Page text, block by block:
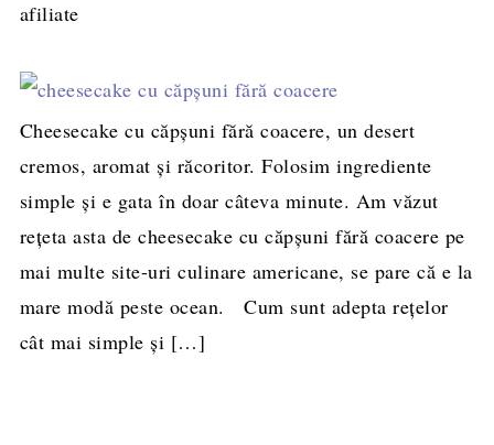
afiliate
Cheesecake cu căpşuni fără coacere, un desert
cremos, aromat şi răcoritor. Folosim ingrediente
simple și e gata în doar câteva minute. Am văzut
reţeta asta de cheesecake cu căpşuni fără coacere pe
mai multe site-uri culinare americane, se pare că e la
mare modă peste ocean. Cum sunt adepta reţelor
cât mai simple şi […]